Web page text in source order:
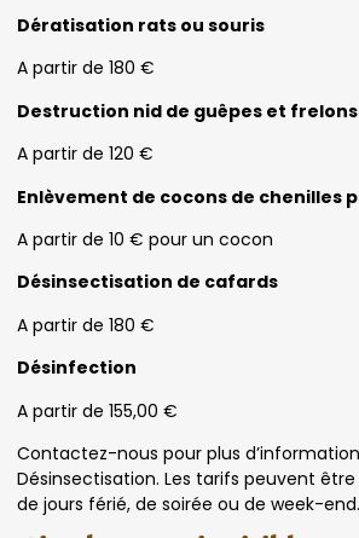
Dératisation rats ou souris
A partir de 180 €
Destruction nid de guêpes et frelons
A partir de 120 €
Enlèvement de cocons de chenilles
A partir de 10 € pour un cocon
Désinsectisation de cafards
A partir de 180 €
Désinfection
A partir de 155,00 €
Contactez-nous pour plus
Désinsectisation. Les tarifs peuvent
de jours férié, de soirée ou de week-end.